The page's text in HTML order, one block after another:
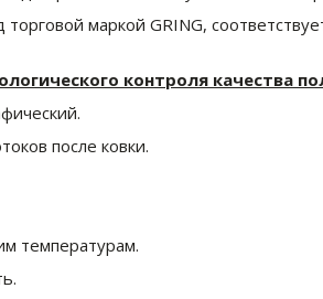
маркой GRING,
контроля качества
после ковки.
температурам.